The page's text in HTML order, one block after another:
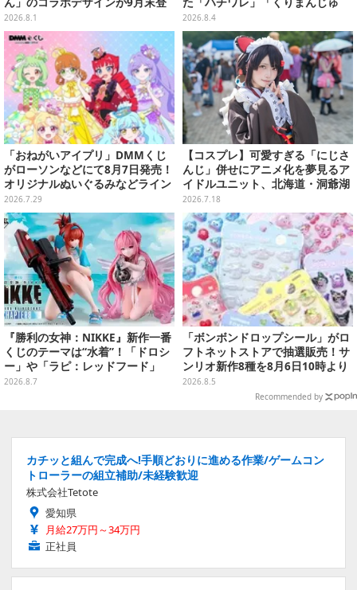
場！くま吉らも描かれた全4柄
2026.8.1
う」たちも可愛い全8種
2026.8.4
「おねがいアイプリ」DMMくじ
がローソンなどにて8月7日発売！
オリジナルぬいぐるみなどライン
ナップ、各等賞にスペシャルアイ
プリカードが付属
2026.7.29
【コスプレ】可愛すぎる「にじさ
んじ」併せにアニメ化を夢見るア
イドルユニット、北海道・洞爺湖
に花開く可憐なレイヤー10選【写
真46枚】
2026.7.18
『勝利の女神：NIKKE』新作一番
くじのテーマは“水着”！「ドロシ
ー」や「ラピ：レッドフード」
が“背中で魅せる”ポーズで立体化
2026.8.7
「ボンボンドロップシール」がロ
フトネットストアで抽選販売！サ
ンリオ新作8種を8月6日10時より
受付開始
2026.8.5
Recommended by
カチッと組んで完成へ!手順どおりに進める作業/ゲームコン
トローラーの組立補助/未経験歓迎
株式会社Tetote
愛知県
月給27万円～34万円
正社員